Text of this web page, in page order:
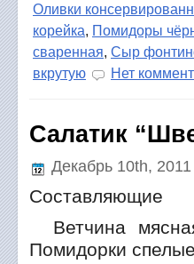
Оливки
корейка, Помидоры
сваренная, Сыр
вкрутую
Нет
Салатик
Декабрь 10th, 2011
Составляющие
Ветчина
Помидорки